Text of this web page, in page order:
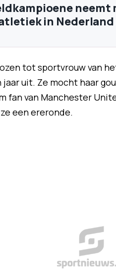
in
tot sportvrouw van
uit. Ze mocht haar
fan van Manchester
een ereronde.